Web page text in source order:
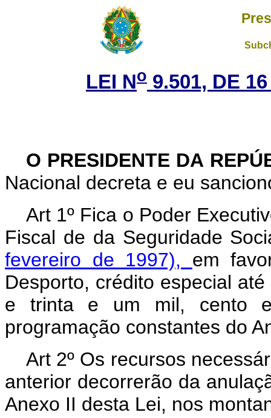
LEI No 9.501, DE
O PRESIDENTE DA
Nacional decreta e eu
Art 1º Fica o Poder
Fiscal de da Seguridade
fevereiro de 1997), em
Desporto, crédito especial
e trinta e um mil, cento
programação constantes do
Art 2º Os recursos
anterior decorrerão da
Anexo II desta Lei, nos